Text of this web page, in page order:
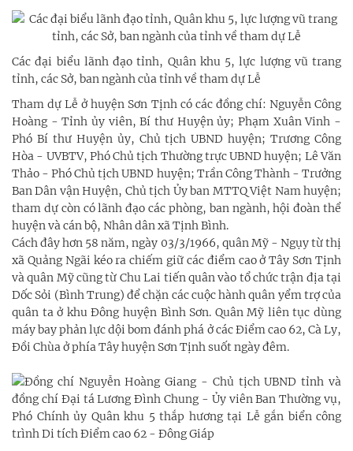
Các đại biểu lãnh đạo tỉnh, Quân khu 5, lực lượng vũ trang
tỉnh, các Sở, ban ngành của tỉnh về tham dự Lễ
Tham dự Lễ ở huyện Sơn Tịnh có các đồng chí: Nguyễn Công
Hoàng - Tỉnh ủy viên, Bí thư Huyện ủy; Phạm Xuân Vinh -
Phó Bí thư Huyện ủy, Chủ tịch UBND huyện; Trương Công
Hòa - UVBTV, Phó Chủ tịch Thường trực UBND huyện; Lê Văn
Thảo - Phó Chủ tịch UBND huyện; Trần Công Thành - Trưởng
Ban Dân vận Huyện, Chủ tịch Ủy ban MTTQ Việt Nam huyện;
tham dự còn có lãnh đạo các phòng, ban ngành, hội đoàn thể
huyện và cán bộ, Nhân dân xã Tịnh Bình.
Cách đây hơn 58 năm, ngày 03/3/1966, quân Mỹ - Ngụy từ thị
xã Quảng Ngãi kéo ra chiếm giữ các điểm cao ở Tây Sơn Tịnh
và quân Mỹ cũng từ Chu Lai tiến quân vào tổ chức trận địa tại
Dốc Sỏi (Bình Trung) để chặn các cuộc hành quân yểm trợ của
quân ta ở khu Đông huyện Bình Sơn. Quân Mỹ liên tục dùng
máy bay phản lực dội bom đánh phá ở các Điểm cao 62, Cà Ly,
Đồi Chùa ở phía Tây huyện Sơn Tịnh suốt ngày đêm.